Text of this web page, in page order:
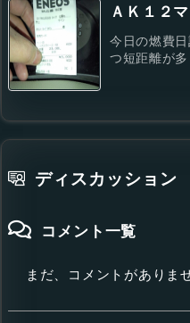
ＡＫ１２
今日の燃費
つ短距離が
ディスカッション
コメント一覧
まだ、コメントがありま